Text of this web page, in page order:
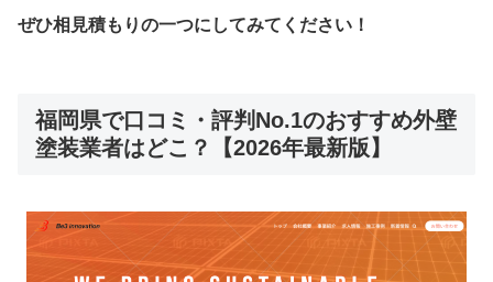
ぜひ相見積もりの一つにしてみてください！
福岡県で口コミ・評判No.1のおすすめ外壁
塗装業者はどこ？【2026年最新版】